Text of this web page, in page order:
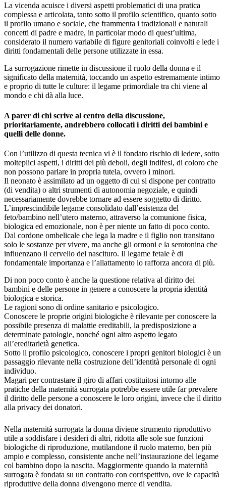
La vicenda acuisce i diversi aspetti problematici di una pratica
complessa e articolata, tanto sotto il profilo scientifico, quanto sotto
il profilo umano e sociale, che frammenta i tradizionali e naturali
concetti di padre e madre, in particolar modo di quest’ultima,
considerato il numero variabile di figure genitoriali coinvolti e lede i
diritti fondamentali delle persone utilizzate in essa.
La surrogazione rimette in discussione il ruolo della donna e il
significato della maternità, toccando un aspetto estremamente intimo
e proprio di tutte le culture: il legame primordiale tra chi viene al
mondo e chi dà alla luce.
A parer di chi scrive al centro della discussione,
prioritariamente, andrebbero collocati i diritti dei bambini e
quelli delle donne.
Con l’utilizzo di questa tecnica vi è il fondato rischio di ledere, sotto
molteplici aspetti, i diritti dei più deboli, degli indifesi, di coloro che
non possono parlare in propria tutela, ovvero i minori.
Il neonato è assimilato ad un oggetto di cui si dispone per contratto
(di vendita) o altri strumenti di autonomia negoziale, e quindi
necessariamente dovrebbe tornare ad essere soggetto di diritto.
L’imprescindibile legame consolidato dall’esistenza del
feto/bambino nell’utero materno, attraverso la comunione fisica,
biologica ed emozionale, non è per niente un fatto di poco conto.
Dal cordone ombelicale che lega la madre e il figlio non transitano
solo le sostanze per vivere, ma anche gli ormoni e la serotonina che
influenzano il cervello del nascituro. Il legame fetale è di
fondamentale importanza e l’allattamento lo rafforza ancora di più.
Di non poco conto è anche la questione relativa al diritto dei
bambini e delle persone in genere a conoscere la propria identità
biologica e storica.
Le ragioni sono di ordine sanitario e psicologico.
Conoscere le proprie origini biologiche è rilevante per conoscere la
possibile presenza di malattie ereditabili, la predisposizione a
determinate patologie, nonché ogni altro aspetto legato
all’ereditarietà genetica.
Sotto il profilo psicologico, conoscere i propri genitori biologici è un
passaggio rilevante nella costruzione dell’identità personale di ogni
individuo.
Magari per contrastare il giro di affari costituitosi intorno alle
pratiche della maternità surrogata potrebbe essere utile far prevalere
il diritto delle persone a conoscere le loro origini, invece che il diritto
alla privacy dei donatori.
Nella maternità surrogata la donna diviene strumento riproduttivo
utile a soddisfare i desideri di altri, ridotta alle sole sue funzioni
biologiche di riproduzione, mutilandone il ruolo materno, ben più
ampio e complesso, consistente anche nell’instaurazione del legame
col bambino dopo la nascita. Maggiormente quando la maternità
surrogata è fondata su un contratto con corrispettivo, ove le capacità
riproduttive della donna divengono merce di vendita.